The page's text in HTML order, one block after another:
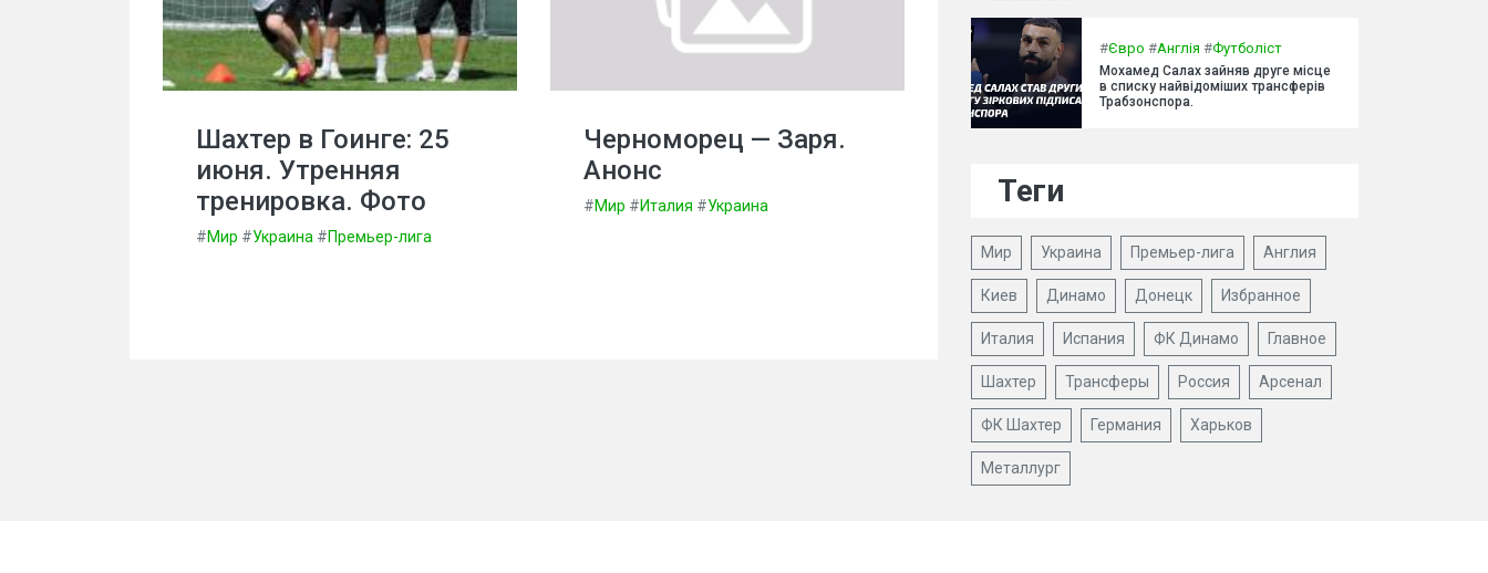
Шахтер в Гоинге: 25
июня. Утренняя
тренировка. Фото
#Мир #Украина #Премьер-лига
Черноморец — Заря.
Анонс
#Мир #Италия #Украина
#Євро #Англія #Футболіст
Мохамед Салах зайняв друге місце
в списку найвідоміших трансферів
Трабзонспора.
Теги
Мир Украина Премьер-лига Англия
Киев Динамо Донецк Избранное
Италия Испания ФК Динамо Главное
Шахтер Трансферы Россия Арсенал
ФК Шахтер Германия Харьков
Металлург